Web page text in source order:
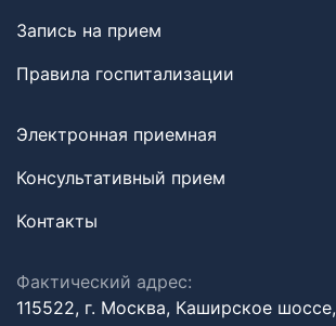
Запись на прием
Правила госпитализации
Электронная приемная
Консультативный прием
Контакты
Фактический адрес:
115522, г. Москва, Каширское